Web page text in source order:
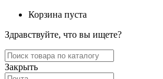
Корзина пуста
Здравствуйте, что вы ищете?
Закрыть